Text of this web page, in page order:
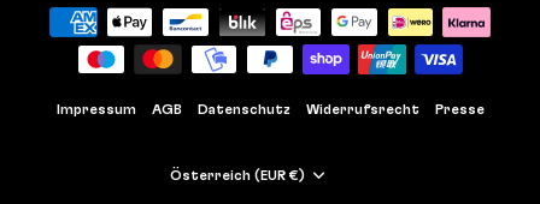
Impressum AGB Datenschutz Widerrufsrecht Presse
Währung
Österreich (EUR €)